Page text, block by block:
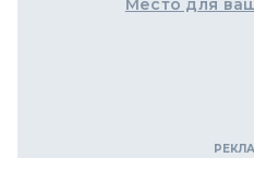
Место для